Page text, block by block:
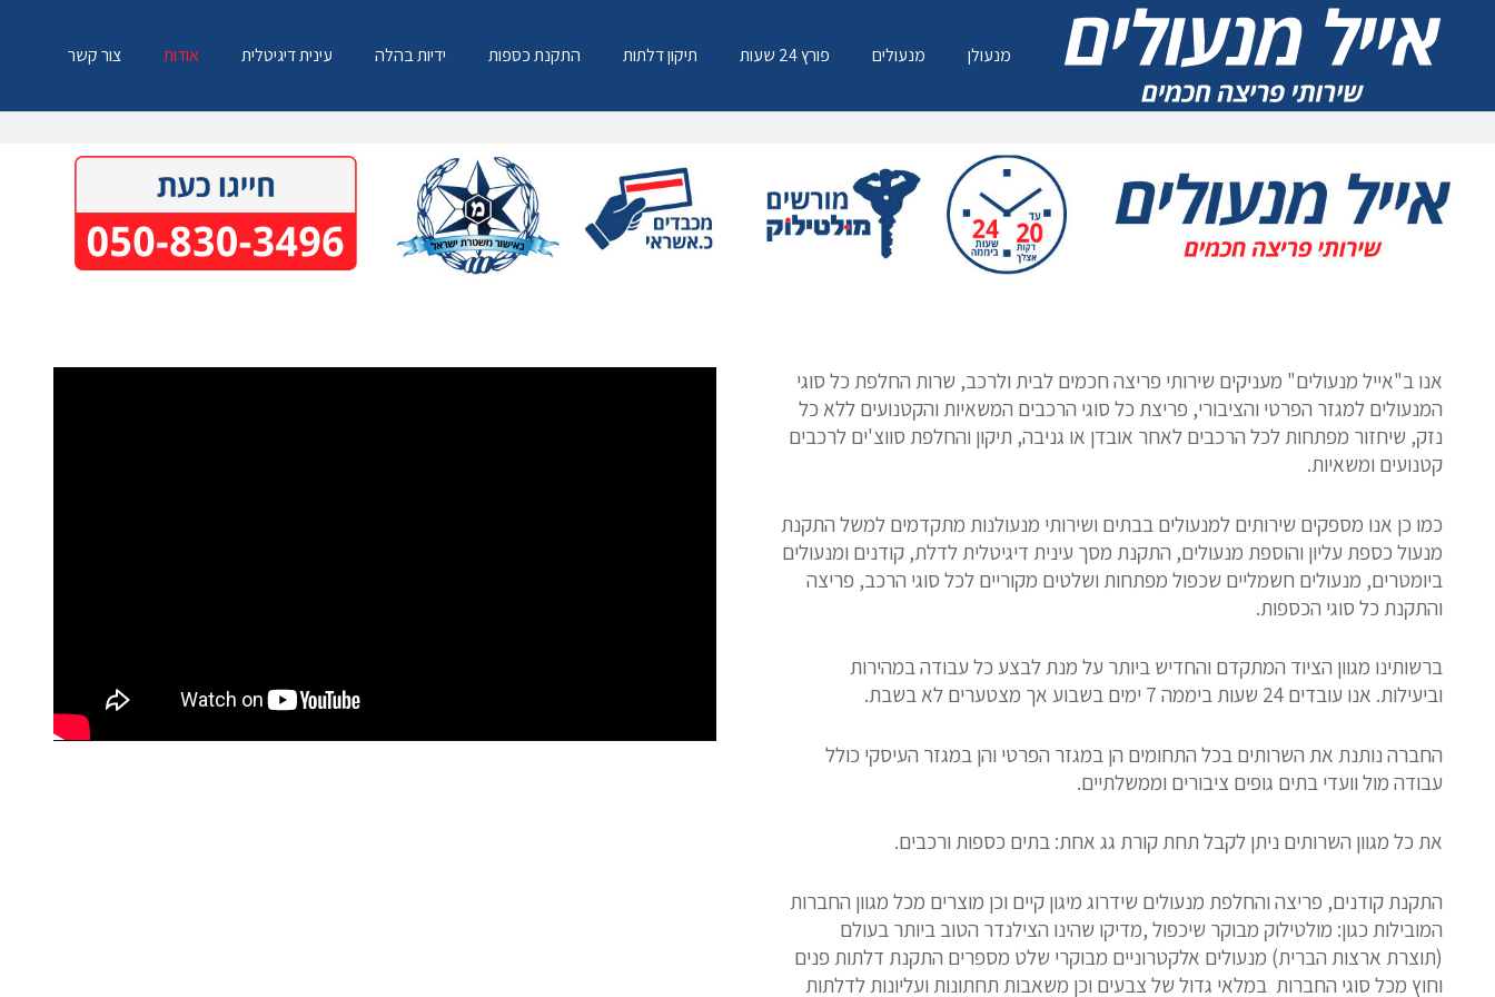
מנעולן מנעולים פורץ 24 שעות תיקון דלתות התקנת כספות ידיות בהלה עינית דיגיטלית אודות צור קשר
אודות
אנו ב"אייל מנעולים" מעניקים שירותי פריצה חכמים לבית ולרכב, שרות החלפת כל סוגי
המנעולים למגזר הפרטי והציבורי, פריצת כל סוגי הרכבים המשאיות והקטנועים ללא כל
נזק, שיחזור מפתחות לכל הרכבים לאחר אובדן או גניבה, תיקון והחלפת סווצ'ים לרכבים
קטנועים ומשאיות.
כמו כן אנו מספקים שירותים למנעולים בבתים ושירותי מנעולנות מתקדמים למשל התקנת
מנעול כספת עליון והוספת מנעולים, התקנת מסך עינית דיגיטלית לדלת, קודנים ומנעולים
ביומטרים, מנעולים חשמליים שכפול מפתחות ושלטים מקוריים לכל סוגי הרכב, פריצה
והתקנת כל סוגי הכספות.
ברשותינו מגוון הציוד המתקדם והחדיש ביותר על מנת לבצע כל עבודה במהירות
וביעילות. אנו עובדים 24 שעות ביממה 7 ימים בשבוע אך מצטערים לא בשבת.
החברה נותנת את השרותים בכל התחומים הן במגזר הפרטי והן במגזר העיסקי כולל
עבודה מול וועדי בתים גופים ציבורים וממשלתיים.
את כל מגוון השרותים ניתן לקבל תחת קורת גג אחת: בתים כספות ורכבים.
התקנת קודנים, פריצה והחלפת מנעולים שידרוג מיגון קיים וכן מוצרים מכל מגוון החברות
המובילות כגון: מולטילוק מבוקר שיכפול ,מדיקו שהינו הצילנדר הטוב ביותר בעולם
(תוצרת ארצות הברית) מנעולים אלקטרוניים מבוקרי שלט מספרים התקנת דלתות פנים
וחוץ מכל סוגי החברות במלאי גדול של צבעים וכן משאבות תחתונות ועליונות לדלתות